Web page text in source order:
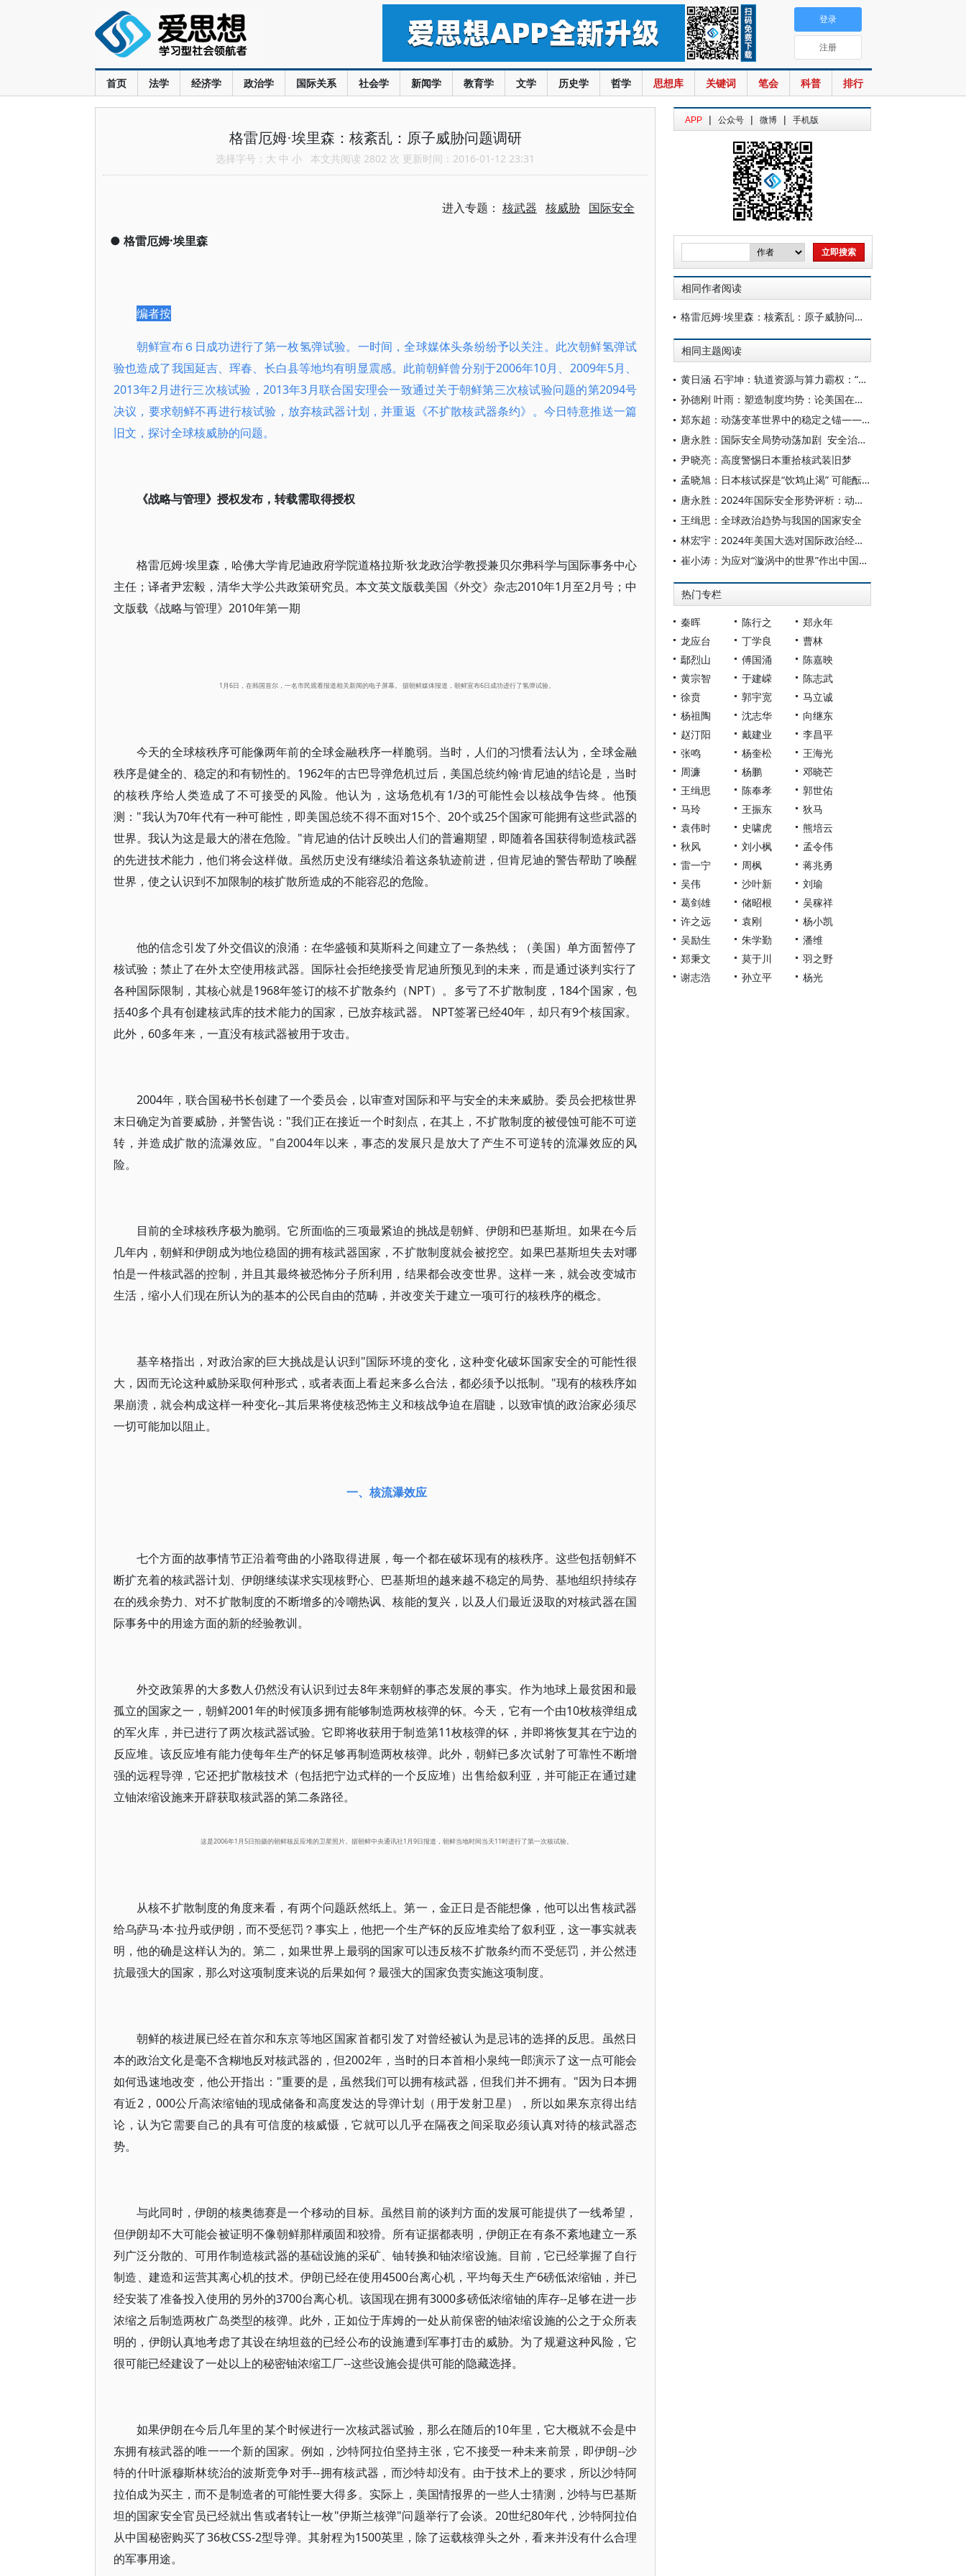
首页 法学 经济学 政治学 国际关系 社会学 新闻学 教育学 文学 历史学 哲学 思想库 关键词 笔会 科普 排行
登录
注册
格雷厄姆·埃里森：核紊乱：原子威胁问题调研
选择字号： 大 中 小 本文共阅读 2802 次 更新时间：2016-01-12 23:31
进入专题： 核武器 核威胁 国际安全
● 格雷厄姆·埃里森
编者按
朝鲜宣布６日成功进行了第一枚氢弹试验。一时间，全球媒体头条纷纷予以关注。此次朝鲜氢弹试
验也造成了我国延吉、珲春、长白县等地均有明显震感。此前朝鲜曾分别于2006年10月、2009年5月、
2013年2月进行三次核试验，2013年3月联合国安理会一致通过关于朝鲜第三次核试验问题的第2094号
决议，要求朝鲜不再进行核试验，放弃核武器计划，并重返《不扩散核武器条约》。今日特意推送一篇
旧文，探讨全球核威胁的问题。
《战略与管理》授权发布，转载需取得授权
格雷厄姆·埃里森，哈佛大学肯尼迪政府学院道格拉斯·狄龙政治学教授兼贝尔弗科学与国际事务中心
主任；译者尹宏毅，清华大学公共政策研究员。本文英文版载美国《外交》杂志2010年1月至2月号；中
文版载《战略与管理》2010年第一期
1月6日，在韩国首尔，一名市民观看报道相关新闻的电子屏幕。 据朝鲜媒体报道，朝鲜宣布6日成功进行了氢弹试验。
今天的全球核秩序可能像两年前的全球金融秩序一样脆弱。当时，人们的习惯看法认为，全球金融
秩序是健全的、稳定的和有韧性的。1962年的古巴导弹危机过后，美国总统约翰·肯尼迪的结论是，当时
的核秩序给人类造成了不可接受的风险。他认为，这场危机有1/3的可能性会以核战争告终。他预
测："我认为70年代有一种可能性，即美国总统不得不面对15个、20个或25个国家可能拥有这些武器的
世界。我认为这是最大的潜在危险。"肯尼迪的估计反映出人们的普遍期望，即随着各国获得制造核武器
的先进技术能力，他们将会这样做。虽然历史没有继续沿着这条轨迹前进，但肯尼迪的警告帮助了唤醒
世界，使之认识到不加限制的核扩散所造成的不能容忍的危险。
他的信念引发了外交倡议的浪涌：在华盛顿和莫斯科之间建立了一条热线；（美国）单方面暂停了
核试验；禁止了在外太空使用核武器。国际社会拒绝接受肯尼迪所预见到的未来，而是通过谈判实行了
各种国际限制，其核心就是1968年签订的核不扩散条约（NPT）。多亏了不扩散制度，184个国家，包
括40多个具有创建核武库的技术能力的国家，已放弃核武器。 NPT签署已经40年，却只有9个核国家。
此外，60多年来，一直没有核武器被用于攻击。
2004年，联合国秘书长创建了一个委员会，以审查对国际和平与安全的未来威胁。委员会把核世界
末日确定为首要威胁，并警告说："我们正在接近一个时刻点，在其上，不扩散制度的被侵蚀可能不可逆
转，并造成扩散的流瀑效应。"自2004年以来，事态的发展只是放大了产生不可逆转的流瀑效应的风
险。
目前的全球核秩序极为脆弱。它所面临的三项最紧迫的挑战是朝鲜、伊朗和巴基斯坦。如果在今后
几年内，朝鲜和伊朗成为地位稳固的拥有核武器国家，不扩散制度就会被挖空。如果巴基斯坦失去对哪
怕是一件核武器的控制，并且其最终被恐怖分子所利用，结果都会改变世界。这样一来，就会改变城市
生活，缩小人们现在所认为的基本的公民自由的范畴，并改变关于建立一项可行的核秩序的概念。
基辛格指出，对政治家的巨大挑战是认识到"国际环境的变化，这种变化破坏国家安全的可能性很
大，因而无论这种威胁采取何种形式，或者表面上看起来多么合法，都必须予以抵制。"现有的核秩序如
果崩溃，就会构成这样一种变化--其后果将使核恐怖主义和核战争迫在眉睫，以致审慎的政治家必须尽
一切可能加以阻止。
一、核流瀑效应
七个方面的故事情节正沿着弯曲的小路取得进展，每一个都在破坏现有的核秩序。这些包括朝鲜不
断扩充着的核武器计划、伊朗继续谋求实现核野心、巴基斯坦的越来越不稳定的局势、基地组织持续存
在的残余势力、对不扩散制度的不断增多的冷嘲热讽、核能的复兴，以及人们最近汲取的对核武器在国
际事务中的用途方面的新的经验教训。
外交政策界的大多数人仍然没有认识到过去8年来朝鲜的事态发展的事实。作为地球上最贫困和最
孤立的国家之一，朝鲜2001年的时候顶多拥有能够制造两枚核弹的钚。今天，它有一个由10枚核弹组成
的军火库，并已进行了两次核武器试验。它即将收获用于制造第11枚核弹的钚，并即将恢复其在宁边的
反应堆。该反应堆有能力使每年生产的钚足够再制造两枚核弹。此外，朝鲜已多次试射了可靠性不断增
强的远程导弹，它还把扩散核技术（包括把宁边式样的一个反应堆）出售给叙利亚，并可能正在通过建
立铀浓缩设施来开辟获取核武器的第二条路径。
这是2006年1月5日拍摄的朝鲜核反应堆的卫星照片。据朝鲜中央通讯社1月9日报道，朝鲜当地时间当天11时进行了第一次核试验。
从核不扩散制度的角度来看，有两个问题跃然纸上。第一，金正日是否能想像，他可以出售核武器
给乌萨马·本·拉丹或伊朗，而不受惩罚？事实上，他把一个生产钚的反应堆卖给了叙利亚，这一事实就表
明，他的确是这样认为的。第二，如果世界上最弱的国家可以违反核不扩散条约而不受惩罚，并公然违
抗最强大的国家，那么对这项制度来说的后果如何？最强大的国家负责实施这项制度。
朝鲜的核进展已经在首尔和东京等地区国家首都引发了对曾经被认为是忌讳的选择的反思。虽然日
本的政治文化是毫不含糊地反对核武器的，但2002年，当时的日本首相小泉纯一郎演示了这一点可能会
如何迅速地改变，他公开指出："重要的是，虽然我们可以拥有核武器，但我们并不拥有。"因为日本拥
有近2，000公斤高浓缩铀的现成储备和高度发达的导弹计划（用于发射卫星），所以如果东京得出结
论，认为它需要自己的具有可信度的核威慑，它就可以几乎在隔夜之间采取必须认真对待的核武器态
势。
与此同时，伊朗的核奥德赛是一个移动的目标。虽然目前的谈判方面的发展可能提供了一线希望，
但伊朗却不大可能会被证明不像朝鲜那样顽固和狡猾。所有证据都表明，伊朗正在有条不紊地建立一系
列广泛分散的、可用作制造核武器的基础设施的采矿、铀转换和铀浓缩设施。目前，它已经掌握了自行
制造、建造和运营其离心机的技术。伊朗已经在使用4500台离心机，平均每天生产6磅低浓缩铀，并已
经安装了准备投入使用的另外的3700台离心机。该国现在拥有3000多磅低浓缩铀的库存--足够在进一步
浓缩之后制造两枚广岛类型的核弹。此外，正如位于库姆的一处从前保密的铀浓缩设施的公之于众所表
明的，伊朗认真地考虑了其设在纳坦兹的已经公布的设施遭到军事打击的威胁。为了规避这种风险，它
很可能已经建设了一处以上的秘密铀浓缩工厂--这些设施会提供可能的隐藏选择。
如果伊朗在今后几年里的某个时候进行一次核武器试验，那么在随后的10年里，它大概就不会是中
东拥有核武器的唯一一个新的国家。例如，沙特阿拉伯坚持主张，它不接受一种未来前景，即伊朗--沙
特的什叶派穆斯林统治的波斯竞争对手--拥有核武器，而沙特却没有。由于技术上的要求，所以沙特阿
拉伯成为买主，而不是制造者的可能性要大得多。实际上，美国情报界的一些人士猜测，沙特与巴基斯
坦的国家安全官员已经就出售或者转让一枚"伊斯兰核弹"问题举行了会谈。20世纪80年代，沙特阿拉伯
从中国秘密购买了36枚CSS-2型导弹。其射程为1500英里，除了运载核弹头之外，看来并没有什么合理
的军事用途。
APP | 公众号 | 微博 | 手机版
相同作者阅读
格雷厄姆·埃里森：核紊乱：原子威胁问题调研
相同主题阅读
黄日涵 石宇坤：轨道资源与算力霸权：“算力星座” 的国际安全博弈
孙德刚 叶雨：塑造制度均势：论美国在中东地区对华国际制度竞争
郑东超：动荡变革世界中的稳定之锚——2025年国际形势与中国外交
唐永胜：国际安全局势动荡加剧 安全治理赤字亟须消弭——2025年国际安全形势回顾
尹晓亮：高度警惕日本重拾核武装旧梦
孟晓旭：日本核试探是“饮鸩止渴” 可能酝酿战略性灾难
唐永胜：2024年国际安全形势评析：动荡风险加剧 治理需求上升
王缉思：全球政治趋势与我国的国家安全
林宏宇：2024年美国大选对国际政治经济关系及国际安全环境的影响
崔小涛：为应对“漩涡中的世界”作出中国贡献
热门专栏
秦晖 陈行之
郑永年
龙应台
丁学良
曹林
鄢烈山
傅国涌
陈嘉映
黄宗智
于建嵘
陈志武
徐贲
郭宇宽
马立诚
杨祖陶
沈志华
向继东
赵汀阳
戴建业
李昌平
张鸣
杨奎松
王海光
周濂
杨鹏
邓晓芒
王缉思
陈奉孝
郭世佑
马玲
王振东
狄马
袁伟时
史啸虎
熊培云
秋风
刘小枫
孟令伟
雷一宁
周枫
蒋兆勇
吴伟
沙叶新
刘瑜
葛剑雄
储昭根
吴稼祥
许之远
袁刚
杨小凯
吴励生
朱学勤
潘维
郑秉文
莫于川
羽之野
谢志浩
孙立平 杨光